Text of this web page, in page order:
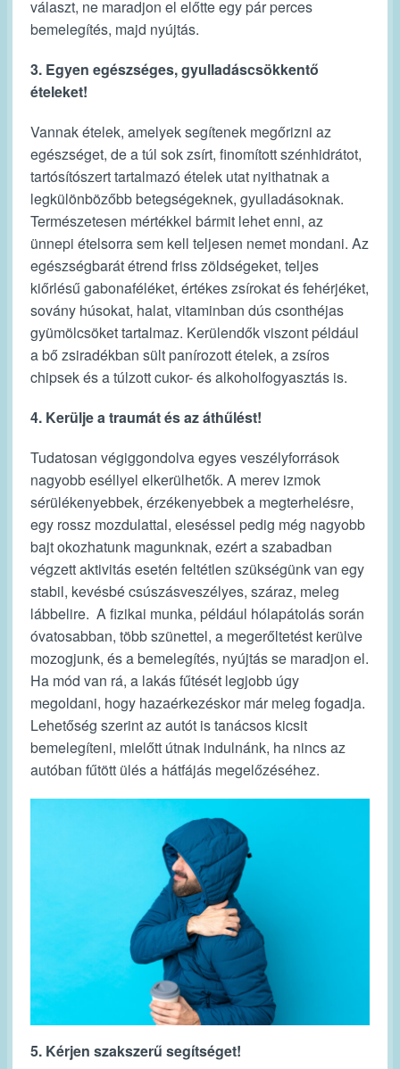
választ, ne maradjon el előtte egy pár perces
bemelegítés, majd nyújtás.
3. Egyen egészséges, gyulladáscsökkentő
ételeket!
Vannak ételek, amelyek segítenek megőrizni az
egészséget, de a túl sok zsírt, finomított szénhidrátot,
tartósítószert tartalmazó ételek utat nyithatnak a
legkülönbözőbb betegségeknek, gyulladásoknak.
Természetesen mértékkel bármit lehet enni, az
ünnepi ételsorra sem kell teljesen nemet mondani. Az
egészségbarát étrend friss zöldségeket, teljes
kiőrlésű gabonaféléket, értékes zsírokat és fehérjéket,
sovány húsokat, halat, vitaminban dús csonthéjas
gyümölcsöket tartalmaz. Kerülendők viszont például
a bő zsiradékban sült panírozott ételek, a zsíros
chipsek és a túlzott cukor- és alkoholfogyasztás is.
4. Kerülje a traumát és az áthűlést!
Tudatosan végiggondolva egyes veszélyforrások
nagyobb eséllyel elkerülhetők. A merev izmok
sérülékenyebbek, érzékenyebbek a megterhelésre,
egy rossz mozdulattal, eleséssel pedig még nagyobb
bajt okozhatunk magunknak, ezért a szabadban
végzett aktivitás esetén feltétlen szükségünk van egy
stabil, kevésbé csúszásveszélyes, száraz, meleg
lábbelire. A fizikai munka, például hólapátolás során
óvatosabban, több szünettel, a megerőltetést kerülve
mozogjunk, és a bemelegítés, nyújtás se maradjon el.
Ha mód van rá, a lakás fűtését legjobb úgy
megoldani, hogy hazaérkezéskor már meleg fogadja.
Lehetőség szerint az autót is tanácsos kicsit
bemelegíteni, mielőtt útnak indulnánk, ha nincs az
autóban fűtött ülés a hátfájás megelőzéséhez.
5. Kérjen szakszerű segítséget!